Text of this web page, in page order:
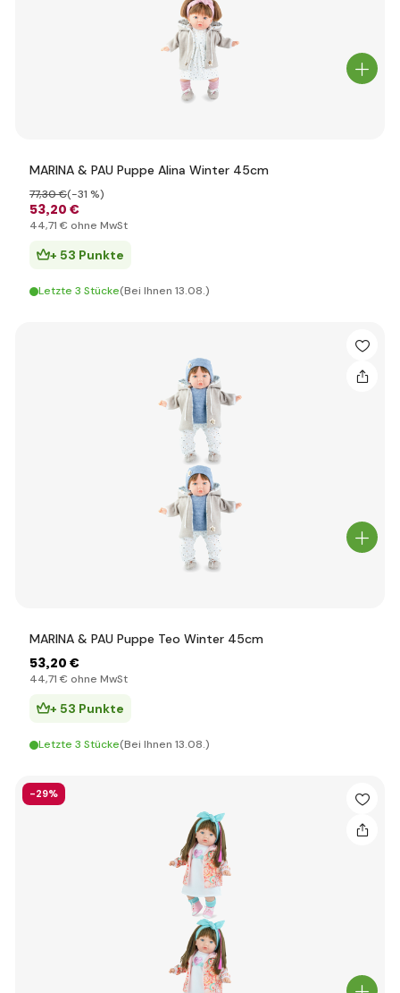
MARINA & PAU Puppe Alina Winter 45cm
53,20 €
77,30 €(-31 %)
44,71 € ohne MwSt
+ 53 Punkte
Letzte 3 Stücke(Bei Ihnen 13.08.)
MARINA & PAU Puppe Teo Winter 45cm
53,20 €
44,71 € ohne MwSt
+ 53 Punkte
Letzte 3 Stücke(Bei Ihnen 13.08.)
-29%